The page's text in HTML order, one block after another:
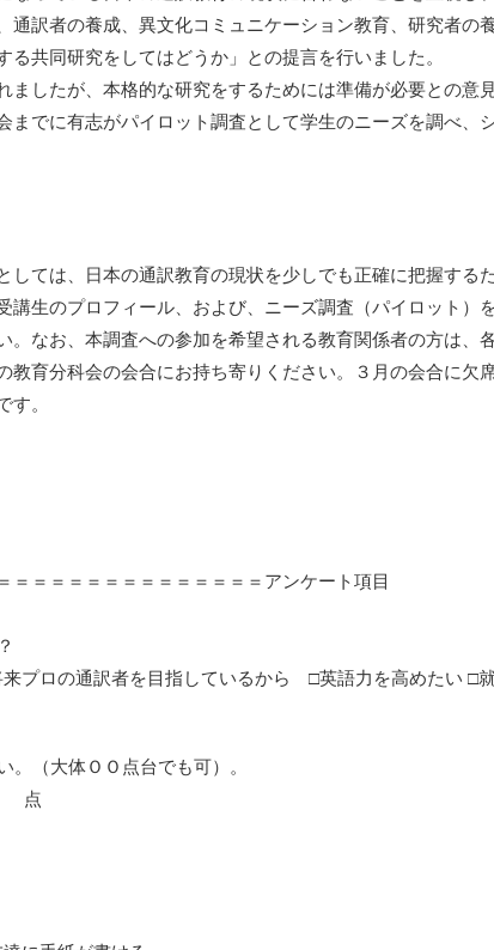
通訳者の養成、異文化コミュニケーション教育、研究者の
共同研究をしてはどうか」との提言を行いました。
ましたが、本格的な研究をするためには準備が必要との意
までに有志がパイロット調査として学生のニーズを調べ、
ては、日本の通訳教育の現状を少しでも正確に把握する
生のプロフィール、および、ニーズ調査（パイロット）
。なお、本調査への参加を希望される教育関係者の方は、
教育分科会の会合にお持ち寄りください。３月の会合に欠
す。
＝＝＝＝＝＝＝＝＝＝＝＝＝＝アンケート項目
来プロの通訳者を目指しているから □英語力を高めたい
。（大体ＯＯ点台でも可）。
点
の他